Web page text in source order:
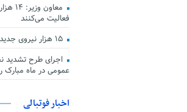
فعالیت می‌کنند
۱۵ هزار نیروی جدید به نظام سلامت کشور افزوده شد
اجرای طرح تشدید
عمومی در ماه مبارک
اخبار فوتبالی